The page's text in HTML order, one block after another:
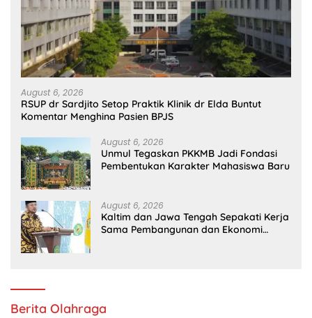
August 6, 2026
RSUP dr Sardjito Setop Praktik Klinik dr Elda Buntut
Komentar Menghina Pasien BPJS
August 6, 2026
Unmul Tegaskan PKKMB Jadi Fondasi
Pembentukan Karakter Mahasiswa Baru
August 6, 2026
Kaltim dan Jawa Tengah Sepakati Kerja
Sama Pembangunan dan Ekonomi
Berita Olahraga